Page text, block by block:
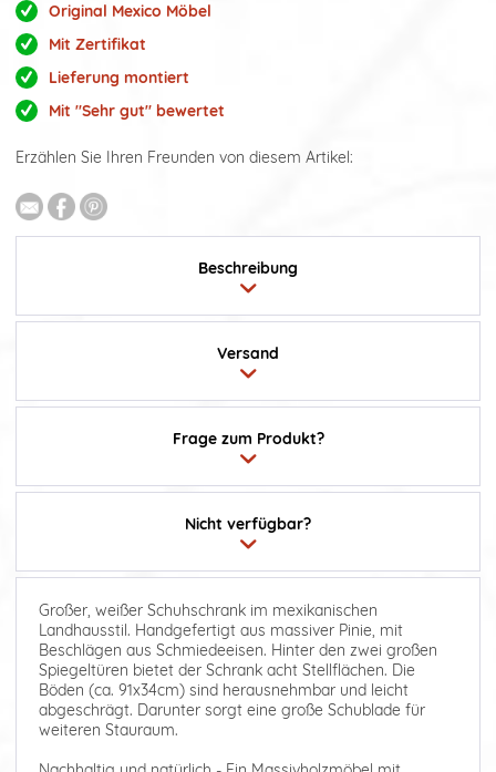
Original Mexico Möbel
Mit Zertifikat
Lieferung montiert
Mit "Sehr gut" bewertet
Erzählen Sie Ihren Freunden von diesem Artikel:
Beschreibung
Frage zum Produkt?
Versand
Nicht verfügbar?
Großer, weißer Schuhschrank im mexikanischen
Landhausstil. Handgefertigt aus massiver Pinie, mit
Beschlägen aus Schmiedeeisen. Hinter den zwei großen
Spiegeltüren bietet der Schrank acht Stellflächen. Die
Böden (ca. 91x34cm) sind herausnehmbar und leicht
abgeschrägt. Darunter sorgt eine große Schublade für
weiteren Stauraum.